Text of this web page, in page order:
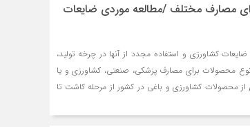
مصارف مختلف /مطالعه موردی ضایعات
كشاورزی و استفاده مجدد از آنها در چرخه تولید،
محصولات برای مصارف پزشکی، صنعتی، کشاورزی و یا
محصولات کشاورزی و باغی در كشور از مرحله كاشت تا